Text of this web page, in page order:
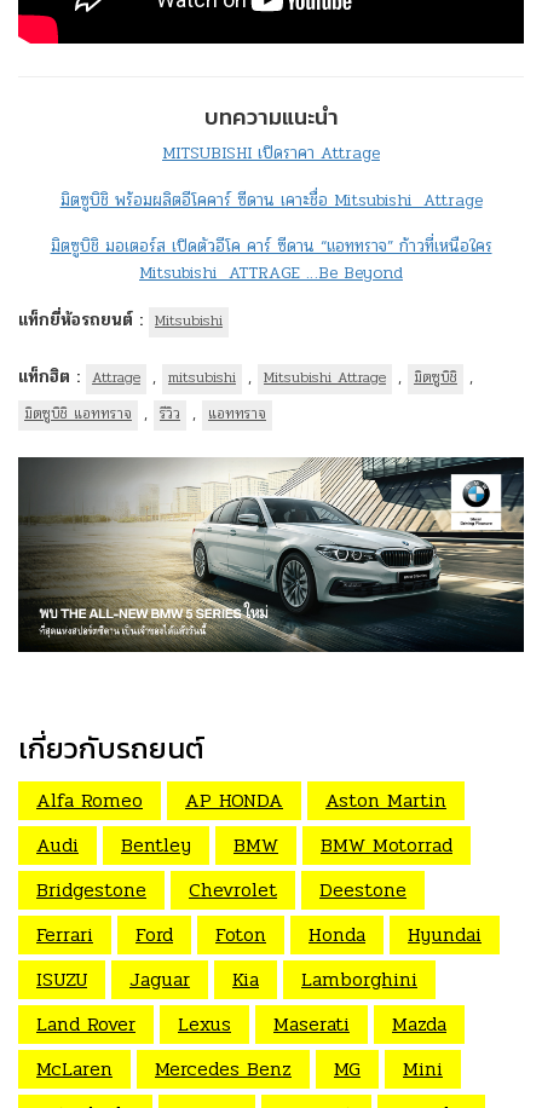
บทความแนะนำ
MITSUBISHI เปิดราคา Attrage
มิตซูบิชิ พร้อมผลิตอีโคคาร์ ซีดาน เคาะชื่อ Mitsubishi Attrage
มิตซูบิชิ มอเตอร์ส เปิดตัวอีโค คาร์ ซีดาน “แอททราจ” ก้าวที่เหนือใคร
Mitsubishi ATTRAGE …Be Beyond
แท็กยี่ห้อรถยนต์ : Mitsubishi
แท็กฮิต : Attrage , mitsubishi , Mitsubishi Attrage , มิตซูบิชิ ,
มิตซูบิชิ แอททราจ , รีวิว , แอททราจ
เกี่ยวกับรถยนต์
Alfa Romeo AP HONDA
Aston Martin
Audi
Bentley BMW
BMW Motorrad
Bridgestone
Chevrolet
Deestone
Ferrari
Ford Foton Honda
Hyundai
ISUZU
Jaguar Kia
Lamborghini
Land Rover
Lexus Maserati
Mazda
McLaren
Mercedes Benz MG
Mini